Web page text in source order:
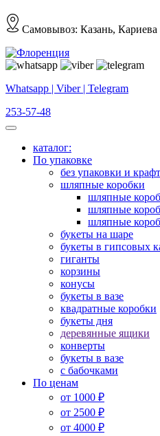
Самовывоз: Казань, Кариева
Whatsapp | Viber | Telegram
253-57-48
каталог:
По упаковке
без упаковки и
шляпные коробки
шляпные
шляпные
шляпные
букеты на шаре
букеты в гипсовых
гиганты
корзины
конусы
букеты в вазе
квадратные коробки
букеты дня
деревянные ящики
конверты
букеты в вазе
с бабочками
По ценам
от 1000 ₽
от 2500 ₽
от 4000 ₽